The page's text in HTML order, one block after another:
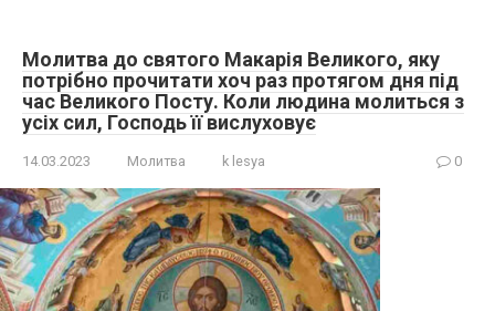
Молитва до святого Макарія Великого, яку
потрібно прочитати хоч раз протягом дня під
час Великого Посту. Коли людина молиться з
усіх сил, Господь її вислуховує
14.03.2023 Молитва k lesya 0